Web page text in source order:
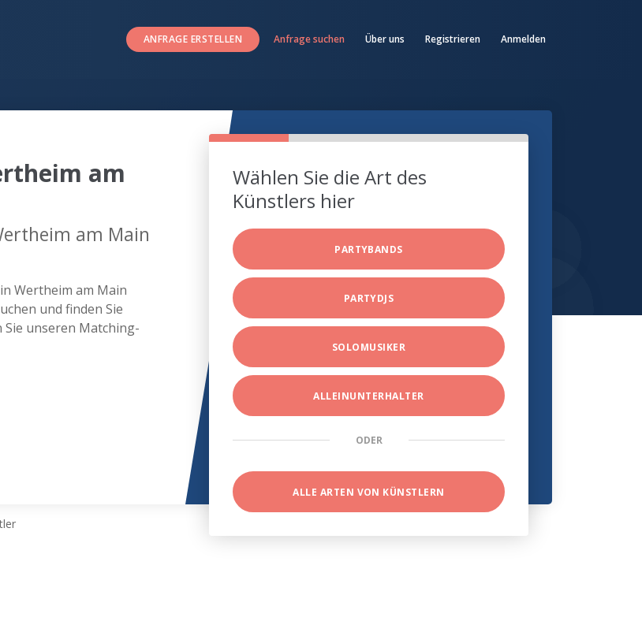
ANFRAGE ERSTELLEN Anfrage suchen Über uns Registrieren Anmelden
am
am Main
Wertheim am Main
und finden Sie
unseren Matching-
Wählen Sie die Art des
Künstlers hier
PARTYBANDS
PARTYDJS
SOLOMUSIKER
ALLEINUNTERHALTER
ODER
ALLE ARTEN VON KÜNSTLERN